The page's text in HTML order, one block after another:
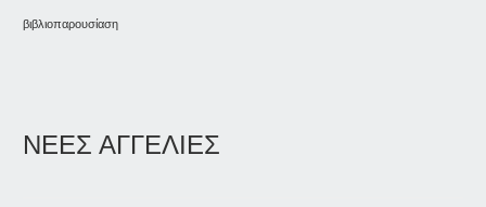
βιβλιοπαρουσίαση
ΝΕΕΣ ΑΓΓΕΛΙΕΣ